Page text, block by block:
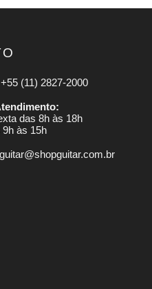
+55 (11) 2827-2000
das 8h às 18h
9h às 15h